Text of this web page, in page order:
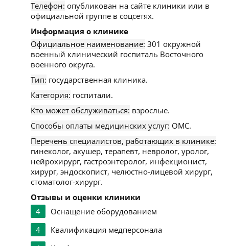
Телефон: опубликован на сайте клиники или в
официальной группе в соцсетях.
Информация о клинике
Официальное наименование: 301 окружной
военный клинический госпиталь Восточного
военного округа.
Тип: государственная клиника.
Категория: госпитали.
Кто может обслуживаться: взрослые.
Способы оплаты медицинских услуг: ОМС.
Перечень специалистов, работающих в клинике:
гинеколог, акушер, терапевт, невролог, уролог,
нейрохирург, гастроэнтеролог, инфекционист,
хирург, эндоскопист, челюстно-лицевой хирург,
стоматолог-хирург.
Отзывы и оценки клиники
4
Оснащение оборудованием
4
Квалификация медперсонала